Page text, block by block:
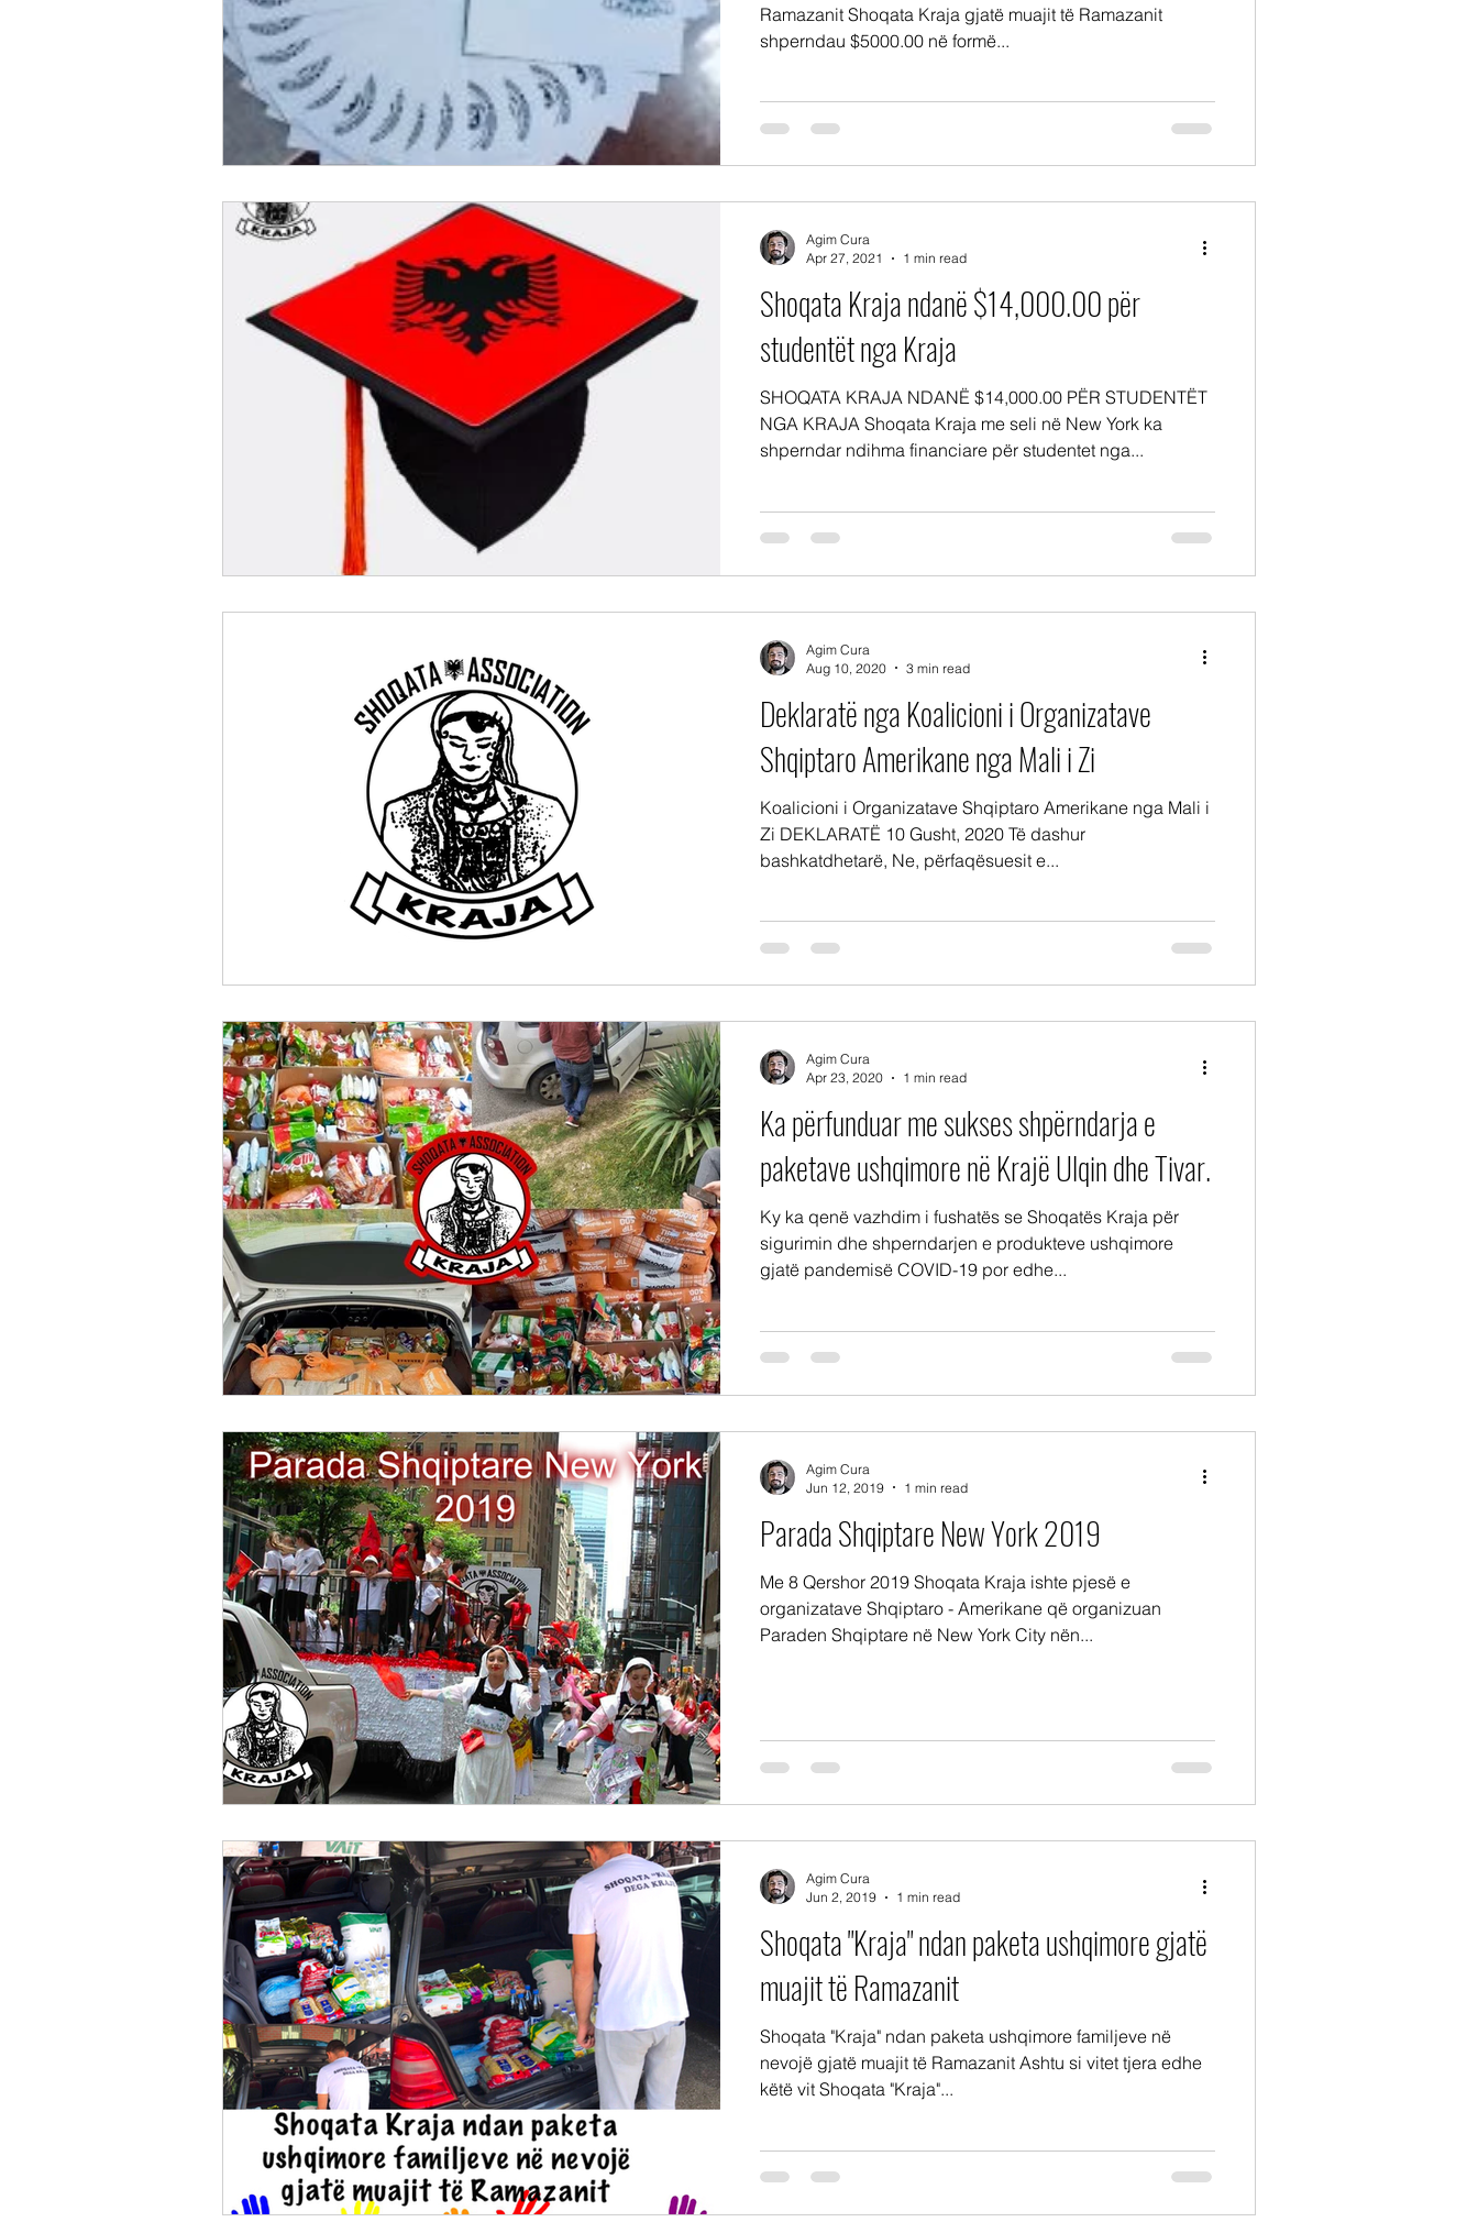
Ramazanit Shoqata Kraja gjatë muajit të Ramazanit
shperndau $5000.00 në formë...
Shoqata Kraja ndanë $14,000.00 për
studentët nga Kraja
SHOQATA KRAJA NDANË $14,000.00 PËR STUDENTËT
NGA KRAJA Shoqata Kraja me seli në New York ka
shperndar ndihma financiare për studentet nga...
Agim Cura
Apr 27, 2021
1 min read
Deklaratë nga Koalicioni i Organizatave
Shqiptaro Amerikane nga Mali i Zi
Koalicioni i Organizatave Shqiptaro Amerikane nga Mali i
Zi DEKLARATË 10 Gusht, 2020 Të dashur
bashkatdhetarë, Ne, përfaqësuesit e...
Agim Cura
Aug 10, 2020
3 min read
Ka përfunduar me sukses shpërndarja e
paketave ushqimore në Krajë Ulqin dhe Tivar.
Ky ka qenë vazhdim i fushatës se Shoqatës Kraja për
sigurimin dhe shperndarjen e produkteve ushqimore
gjatë pandemisë COVID-19 por edhe...
Agim Cura
Apr 23, 2020
1 min read
Parada Shqiptare New York 2019
Me 8 Qershor 2019 Shoqata Kraja ishte pjesë e
organizatave Shqiptaro - Amerikane që organizuan
Paraden Shqiptare në New York City nën...
Agim Cura
Jun 12, 2019
1 min read
Shoqata "Kraja" ndan paketa ushqimore gjatë
muajit të Ramazanit
Shoqata "Kraja" ndan paketa ushqimore familjeve në
nevojë gjatë muajit të Ramazanit Ashtu si vitet tjera edhe
këtë vit Shoqata "Kraja"...
Agim Cura
Jun 2, 2019
1 min read